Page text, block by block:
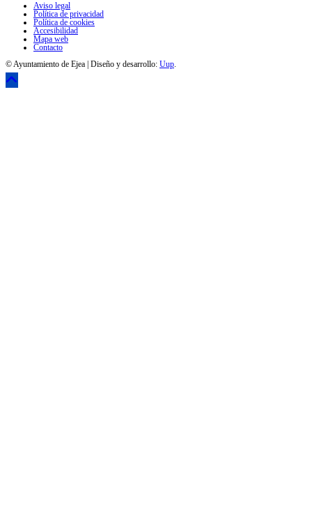
Aviso legal
Política de privacidad
Política de cookies
Accesibilidad
Mapa web
Contacto
© Ayuntamiento de Ejea | Diseño y desarrollo: Uup.